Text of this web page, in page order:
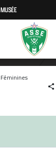
MUSÉE
Féminines